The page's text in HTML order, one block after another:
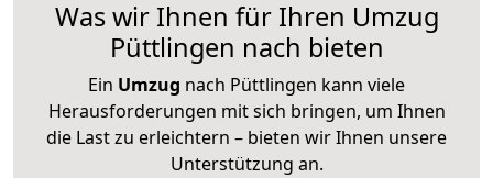
Was wir Ihnen für Ihren Umzug
Püttlingen nach bieten
Ein Umzug nach Püttlingen kann viele
Herausforderungen mit sich bringen, um Ihnen
die Last zu erleichtern – bieten wir Ihnen unsere
Unterstützung an.